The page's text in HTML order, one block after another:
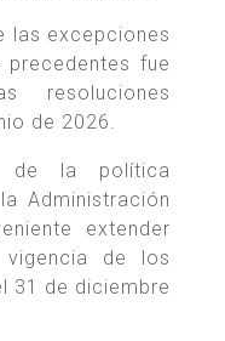
las excepciones
fue
resoluciones
de 2026.
de la política
Administración
extender
de los
31 de diciembre